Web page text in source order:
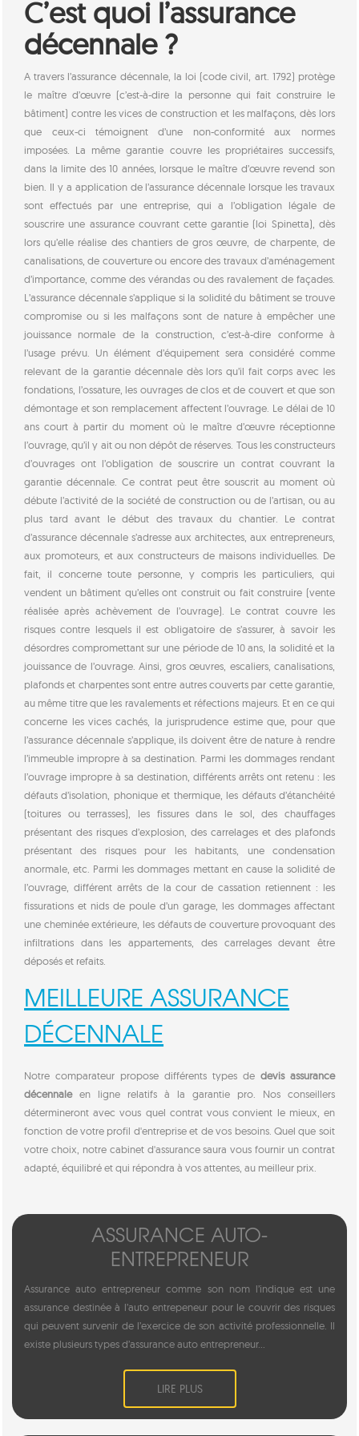
C’est quoi l’assurance
décennale ?
A travers l’assurance décennale, la loi (code civil, art. 1792) protège
le maître d’œuvre (c’est-à-dire la personne qui fait construire le
bâtiment) contre les vices de construction et les malfaçons, dès lors
que ceux-ci témoignent d’une non-conformité aux normes
imposées. La même garantie couvre les propriétaires successifs,
dans la limite des 10 années, lorsque le maître d’œuvre revend son
bien. Il y a application de l’assurance décennale lorsque les travaux
sont effectués par une entreprise, qui a l’obligation légale de
souscrire une assurance couvrant cette garantie (loi Spinetta), dès
lors qu’elle réalise des chantiers de gros œuvre, de charpente, de
canalisations, de couverture ou encore des travaux d’aménagement
d’importance, comme des vérandas ou des ravalement de façades.
L’assurance décennale s’applique si la solidité du bâtiment se trouve
compromise ou si les malfaçons sont de nature à empêcher une
jouissance normale de la construction, c’est-à-dire conforme à
l’usage prévu. Un élément d’équipement sera considéré comme
relevant de la garantie décennale dès lors qu’il fait corps avec les
fondations, l’ossature, les ouvrages de clos et de couvert et que son
démontage et son remplacement affectent l’ouvrage. Le délai de 10
ans court à partir du moment où le maître d’œuvre réceptionne
l’ouvrage, qu’il y ait ou non dépôt de réserves. Tous les constructeurs
d’ouvrages ont l’obligation de souscrire un contrat couvrant la
garantie décennale. Ce contrat peut être souscrit au moment où
débute l’activité de la société de construction ou de l’artisan, ou au
plus tard avant le début des travaux du chantier. Le contrat
d’assurance décennale s’adresse aux architectes, aux entrepreneurs,
aux promoteurs, et aux constructeurs de maisons individuelles. De
fait, il concerne toute personne, y compris les particuliers, qui
vendent un bâtiment qu’elles ont construit ou fait construire (vente
réalisée après achèvement de l’ouvrage). Le contrat couvre les
risques contre lesquels il est obligatoire de s’assurer, à savoir les
désordres compromettant sur une période de 10 ans, la solidité et la
jouissance de l’ouvrage. Ainsi, gros œuvres, escaliers, canalisations,
plafonds et charpentes sont entre autres couverts par cette garantie,
au même titre que les ravalements et réfections majeurs. Et en ce qui
concerne les vices cachés, la jurisprudence estime que, pour que
l’assurance décennale s’applique, ils doivent être de nature à rendre
l’immeuble impropre à sa destination. Parmi les dommages rendant
l’ouvrage impropre à sa destination, différents arrêts ont retenu : les
défauts d’isolation, phonique et thermique, les défauts d’étanchéité
(toitures ou terrasses), les fissures dans le sol, des chauffages
présentant des risques d’explosion, des carrelages et des plafonds
présentant des risques pour les habitants, une condensation
anormale, etc. Parmi les dommages mettant en cause la solidité de
l’ouvrage, différent arrêts de la cour de cassation retiennent : les
fissurations et nids de poule d’un garage, les dommages affectant
une cheminée extérieure, les défauts de couverture provoquant des
infiltrations dans les appartements, des carrelages devant être
déposés et refaits.
MEILLEURE ASSURANCE
DÉCENNALE
Notre comparateur propose différents types de devis assurance
décennaleen ligne relatifs à la garantie pro. Nos conseillers
détermineront avec vous quel contrat vous convient le mieux, en
fonction de votre profil d'entreprise et de vos besoins. Quel que soit
votre choix, notre cabinet d'assurance saura vous fournir un contrat
adapté, équilibré et qui répondra à vos attentes, au meilleur prix.
ASSURANCE AUTO-
ENTREPRENEUR
Assurance auto entrepreneur comme son nom l’indique est une
assurance destinée à l’auto entrepeneur pour le couvrir des risques
qui peuvent survenir de l’exercice de son activité professionnelle. Il
existe plusieurs types d’assurance auto entrepreneur...
LIRE PLUS